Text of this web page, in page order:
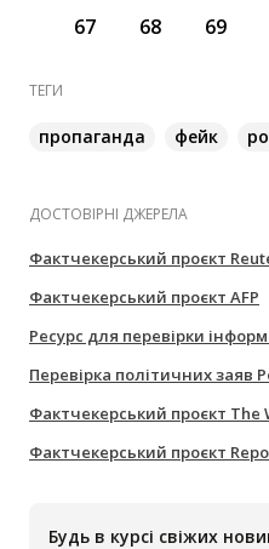
67
68 69
ТЕГИ
пропаганда фейк
ДОСТОВІРНІ ДЖЕРЕЛА
Фактчекерський проєкт
Фактчекерський проєкт AFP
Ресурс для перевірки
Перевірка політичних заяв
Фактчекерський проєкт The
Фактчекерський проєкт
Будь в курсі свіжих